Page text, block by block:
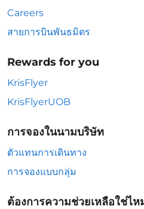
Careers
สายการบินพันธมิตร
Rewards for you
KrisFlyer
KrisFlyerUOB
การจองในนามบริษัท
ตัวแทนการเดินทาง
การจองแบบกลุ่ม
ต้องการความช่วยเหลือใช่ไห